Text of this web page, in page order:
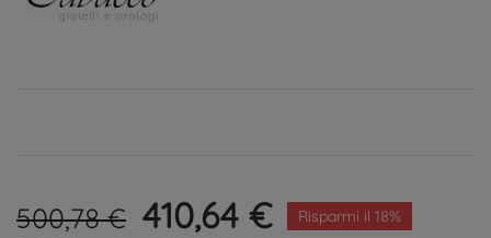
500,78 € 410,64 € Risparmi il 18%